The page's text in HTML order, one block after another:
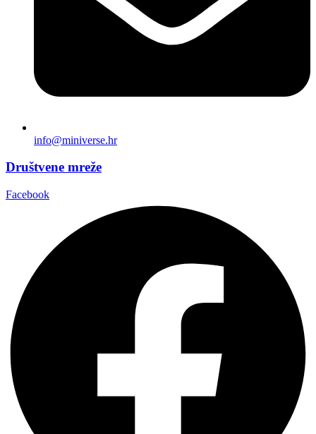
info@miniverse.hr
Društvene mreže
Facebook